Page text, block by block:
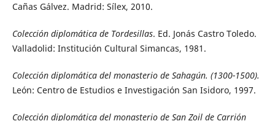
Cañas Gálvez. Madrid: Sílex, 2010.
Colección diplomática de Tordesillas. Ed. Jonás Castro Toledo.
Valladolid: Institución Cultural Simancas, 1981.
Colección diplomática del monasterio de Sahagún. (1300-1500).
León: Centro de Estudios e Investigación San Isidoro, 1997.
Colección diplomática del monasterio de San Zoil de Carrión